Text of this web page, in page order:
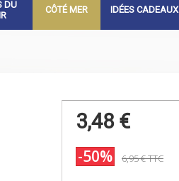
DU
CÔTÉ MER IDÉES CADEAUX
3,48 €
-50% 6,95 €TTC